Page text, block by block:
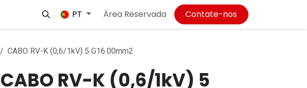
Empregos
PT Área Reservada Contate-nos
CABO RV-K (0,6/1kV) 5 G16.00mm2
CABO RV-K (0,6/1kV) 5